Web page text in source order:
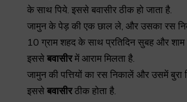
के साथ पिये. इससे बवासीर ठीक हो जाता है.
जामुन के पेड़ की एक छाल ले, और उसका रस
10 ग्राम शहद के साथ प्रतिदिन सुबह और
इससे बवासीरमें आराम मिलता है.
जामुन की पत्तियों का रस निकालें और उसमें बुरा
इससे बवासीरठीक होता है.